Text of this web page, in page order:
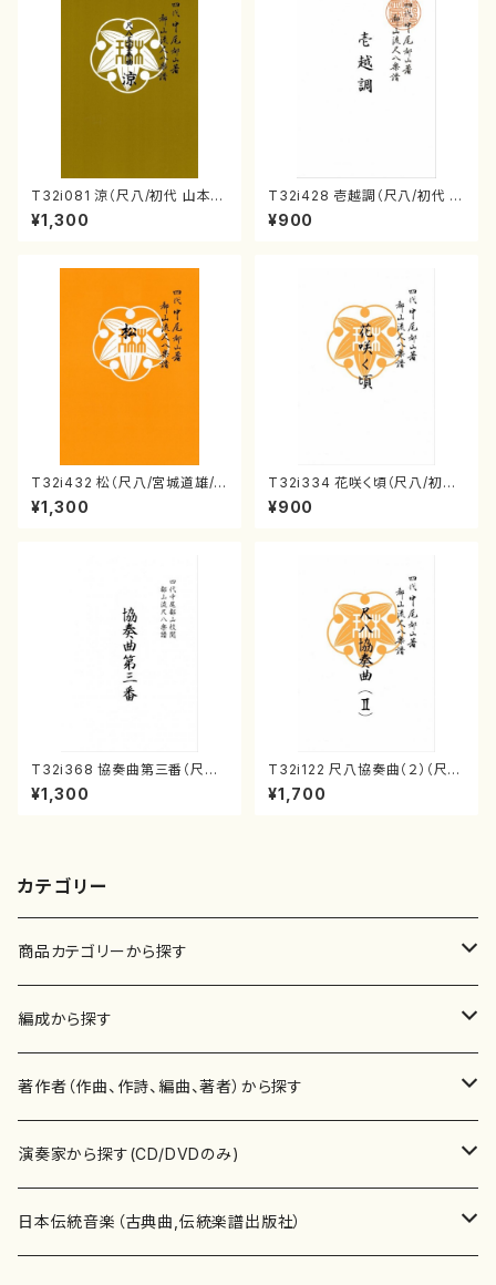
T32i081 涼（尺八/初代 山本邦
山/尺八/都山式譜）都山流公刊
楽譜曲番:530
¥1,300
T32i428 壱越調（尺八/初代 中
村双葉/楽譜）都山流公刊楽譜曲
番:2133
¥900
T32i432 松（尺八/宮城道雄/
楽譜）都山流公刊楽譜曲番:213
8
¥1,300
T32i334 花咲く頃（尺八/初代
山川園松/楽譜）都山流公刊楽譜
曲番:2037
¥900
T32i368 協奏曲第三番（尺八/
唯是震一/楽譜）都山流公刊楽譜
曲番:2073
¥1,300
T32i122 尺八協奏曲（２）（尺
八/二代 山本邦山/尺八/都山式
譜）都山流公刊楽譜曲番:571
¥1,700
カテゴリー
商品カテゴリーから探す
楽譜
書籍
書籍
テキストブック
CD・DVD
チケット
編成から探す
邦楽器
箏・琴（ソロ）
箏・琴（合奏）
合唱
混声合唱
歌・声
著作者（作曲、作詩、編曲、著者）から探す
あ行
青木省三(アオキ ショウゾウ)
か行
演奏家から探す(CD/DVDのみ)
邦楽（箏、三味線、尺八等）演奏家
日本伝統音楽（古典曲,伝統楽譜出版社）